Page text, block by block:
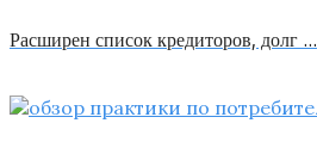
Расширен список кредиторов, долг …